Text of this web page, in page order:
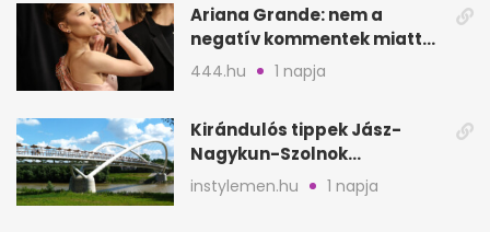
Ariana Grande: nem a
negatív kommentek miatt
vonul vissza
444.hu 1 napja
Kirándulós tippek Jász-
Nagykun-Szolnok
megyében: 6 kihagyhatatlan
hely
instylemen.hu 1 napja